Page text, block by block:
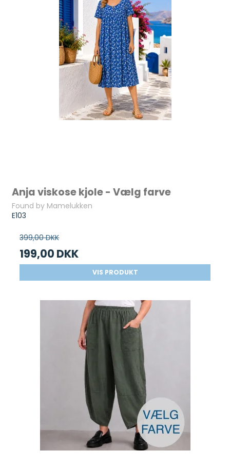
Anja viskose kjole - Vælg farve
Found by Mamelukken
E103
399,00 DKK
199,00 DKK
VIS PRODUKT